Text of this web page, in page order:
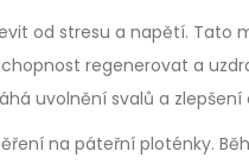
od stresu a napětí. Tato
regenerovat a
uvolnění svalů a
na páteřní ploténky.